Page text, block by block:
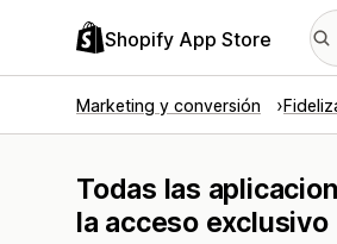
Shopify App Store
Marketing y conversión
Todas las
la acceso exclusivo